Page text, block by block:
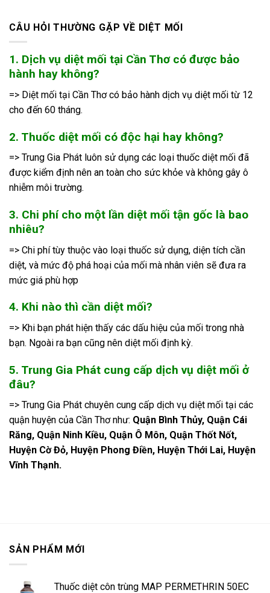
CÂU HỎI THƯỜNG GẶP VỀ DIỆT MỐI
1. Dịch vụ diệt mối tại Cần Thơ có được bảo
hành hay không?
=> Diệt mối tại Cần Thơ có bảo hành dịch vụ diệt mối từ 12
cho đến 60 tháng.
2. Thuốc diệt mối có độc hại hay không?
=> Trung Gia Phát luôn sử dụng các loại thuốc diệt mối đã
được kiểm định nên an toàn cho sức khỏe và không gây ô
nhiễm môi trường.
3. Chi phí cho một lần diệt mối tận gốc là bao
nhiêu?
=> Chi phí tùy thuộc vào loại thuốc sử dụng, diện tích cần
diệt, và mức độ phá hoại của mối mà nhân viên sẽ đưa ra
mức giá phù hợp
4. Khi nào thì cần diệt mối?
=> Khi bạn phát hiện thấy các dấu hiệu của mối trong nhà
bạn. Ngoài ra bạn cũng nên diệt mối định kỳ.
5. Trung Gia Phát cung cấp dịch vụ diệt mối ở
đâu?
=> Trung Gia Phát chuyên cung cấp dịch vụ diệt mối tại các
quận huyện của Cần Thơ như: Quận Bình Thủy, Quận Cái
Răng, Quận Ninh Kiều, Quận Ô Môn, Quận Thốt Nốt,
Huyện Cờ Đỏ, Huyện Phong Điền, Huyện Thới Lai, Huyện
Vĩnh Thạnh.
SẢN PHẨM MỚI
Thuốc diệt côn trùng MAP PERMETHRIN 50EC